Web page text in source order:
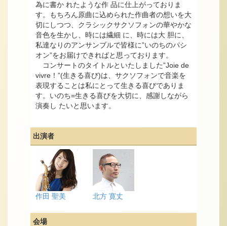
為に書か れたような作 品に仕上がっておりま
す。もちろん原曲に込められた作曲者の想いを大
切にしつつ、クラシックサクソフォンの華やかな
音色を生かし、時には繊細 に、時には大 胆に、
私達なりのアンサンブルで皆様に”いのちのパシ
オン”をお届けできればと思っております。
コンサートのタイトルといたしました”Joie de
vivre！”(生きる喜び)は、サクソフォンで音楽を
表現することは私にとって生きる喜びでありま
す。いのち=生きる喜びを大切に、感謝しながら
演奏し たいと思います。
出演者
作田 聖美 北方 寛丈
会場